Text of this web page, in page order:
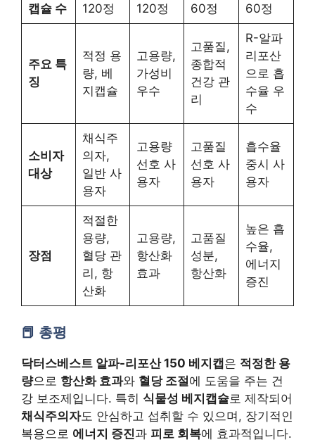
캡슐 수 120정 120정 60정 60정
주요 특
징
적정 용
량, 베
지캡슐
고용량,
가성비
우수
고품질,
종합적
건강 관
리
R-알파
리포산
으로 흡
수율 우
수
소비자
대상
채식주
의자,
일반 사
용자
고용량
선호 사
용자
고품질
선호 사
용자
흡수율
중시 사
용자
장점
적절한
용량,
혈당 관
리, 항
산화
고용량,
항산화
효과
고품질
성분,
항산화
높은 흡
수율,
에너지
증진
총평
닥터스베스트 알파-리포산 150 베지캡 은 적정한 용
량으로 항산화 효과와 혈당 조절에 도움을 주는 건
강 보조제입니다. 특히 식물성 베지캡슐로 제작되어
채식주의자도 안심하고 섭취할 수 있으며, 장기적인
복용으로 에너지 증진과 피로 회복에 효과적입니다.